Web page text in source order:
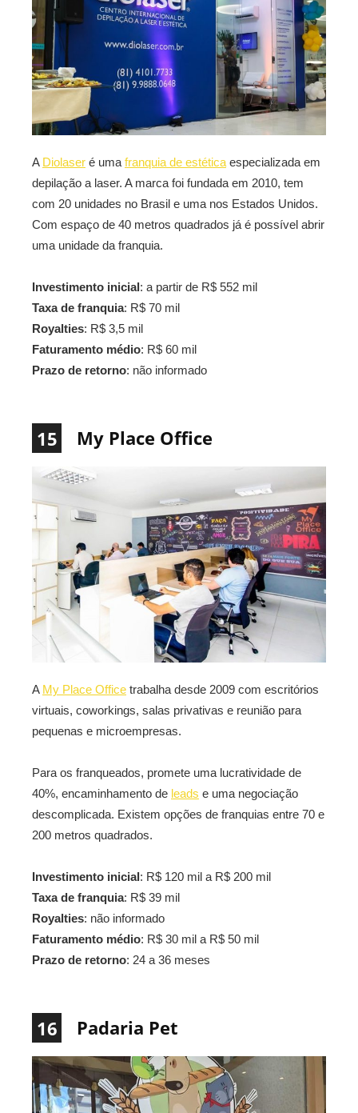
A Diolaser é uma franquia de estética especializada em
depilação a laser. A marca foi fundada em 2010, tem
com 20 unidades no Brasil e uma nos Estados Unidos.
Com espaço de 40 metros quadrados já é possível abrir
uma unidade da franquia.
Investimento inicial: a partir de R$ 552 mil
Taxa de franquia: R$ 70 mil
Royalties: R$ 3,5 mil
Faturamento médio: R$ 60 mil
Prazo de retorno: não informado
15 My Place Office
A My Place Office trabalha desde 2009 com escritórios
virtuais, coworkings, salas privativas e reunião para
pequenas e microempresas.
Para os franqueados, promete uma lucratividade de
40%, encaminhamento de leads e uma negociação
descomplicada. Existem opções de franquias entre 70 e
200 metros quadrados.
Investimento inicial: R$ 120 mil a R$ 200 mil
Taxa de franquia: R$ 39 mil
Royalties: não informado
Faturamento médio: R$ 30 mil a R$ 50 mil
Prazo de retorno: 24 a 36 meses
16 Padaria Pet